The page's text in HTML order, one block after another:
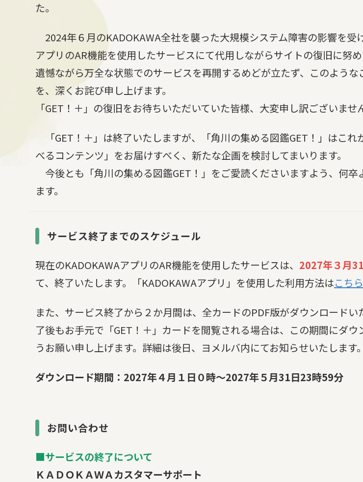
た。
2024年６月のKADOKAWA全社を襲った大規模システム障害の影響を受
アプリのAR機能を使用したサービスにて代用しながらサイトの復旧に努
遺憾ながら万全な状態でのサービスを再開するめどが立たず、このような
を、深くお詫び申し上げます。
「GET！＋」の復旧をお待ちいただいていた皆様、大変申し訳ございませ
「GET！＋」は終了いたしますが、「角川の集める図鑑GET！」はこれ
べるコンテンツ」をお届けすべく、新たな企画を検討してまいります。
今後とも「角川の集める図鑑GET！」をご愛読くださいますよう、何卒
ます。
サービス終了までのスケジュール
現在のKADOKAWAアプリのAR機能を使用したサービスは、 2027年３月
て、終了いたします。「KADOKAWAアプリ」を使用した利用方法はこちら
また、サービス終了から２か月間は、全カードのPDF版がダウンロード
了後もお手元で「GET！＋」カードを閲覧される場合は、この期間にダウ
うお願い申し上げます。詳細は後日、ヨメルバ内にてお知らせいたします。
ダウンロード期間：2027年４月１日０時～2027年５月31日23時59分
お問い合わせ
■サービスの終了について
ＫＡＤＯＫＡＷＡカスタマーサポート